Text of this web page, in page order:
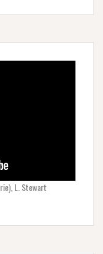
L. Stewart